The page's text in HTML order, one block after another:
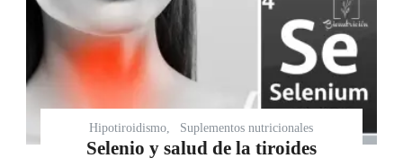
Hipotiroidismo Suplementos nutricionales
Selenio y salud de la tiroides